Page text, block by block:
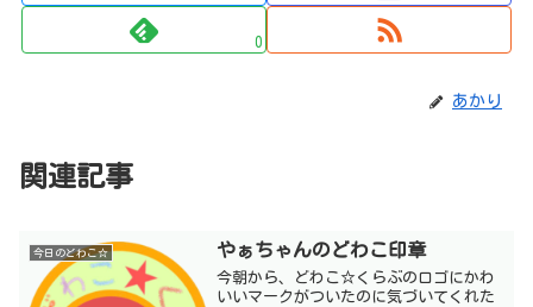
0
あかり
関連記事
今日のどわこ☆ やぁちゃんのどわこ印章
今朝から、どわこ☆くらぶのロゴにかわ
いいマークがついたのに気づいてくれた